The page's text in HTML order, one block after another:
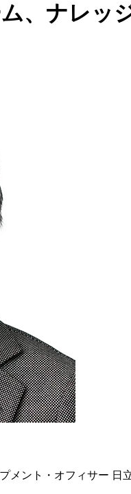
、ナレッ
メント・オフィサー